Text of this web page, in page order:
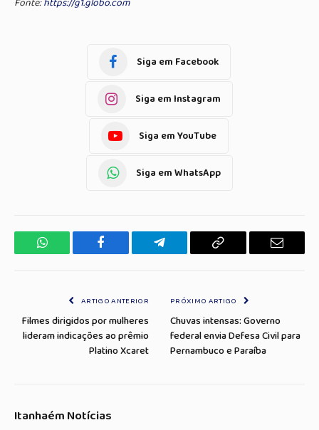
Siga em Facebook
Siga em Instagram
Siga em YouTube
Siga em WhatsApp
WhatsApp Facebook Telegrama Copiar
E-
ARTIGO ANTERIOR
Filmes dirigidos por mulheres
lideram indicações ao prêmio
Platino Xcaret
PRÓXIMO ARTIGO
Chuvas intensas: Governo
federal envia Defesa Civil para
Pernambuco e Paraíba
Itanhaém Notícias